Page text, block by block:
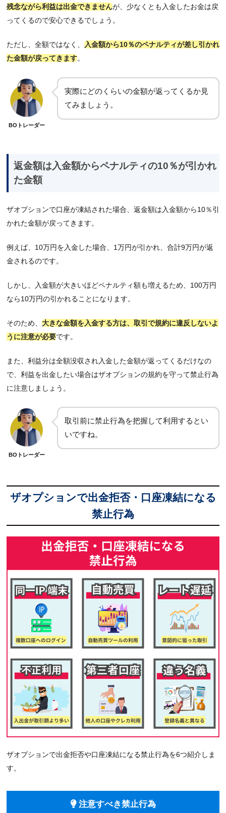
残念ながら利益は出金できませんが、少なくとも入金したお金は戻
ってくるので安心できるでしょう。
ただし、全額ではなく、 入金額から10％のペナルティが差し引かれ
た金額が戻ってきます。
BOトレーダー
実際にどのくらいの金額が返ってくるか見
てみましょう。
返金額は入金額からペナルティの10％が引かれ
た金額
ザオプションで口座が凍結された場合、返金額は入金額から10％引
かれた金額が戻ってきます。
例えば、10万円を入金した場合、1万円が引かれ、合計9万円が返
金されるのです。
しかし、入金額が大きいほどペナルティ額も増えるため、100万円
なら10万円の引かれることになります。
そのため、 大きな金額を入金する方は、取引で規約に違反しないよ
うに注意が必要です。
また、利益分は全額没収され入金した金額が返ってくるだけなの
で、利益を出金したい場合はザオプションの規約を守って禁止行為
に注意しましょう。
BOトレーダー
取引前に禁止行為を把握して利用するとい
いですね。
ザオプションで出金拒否・口座凍結になる
禁止行為
ザオプションで出金拒否や口座凍結になる禁止行為を6つ紹介しま
す。
注意すべき禁止行為